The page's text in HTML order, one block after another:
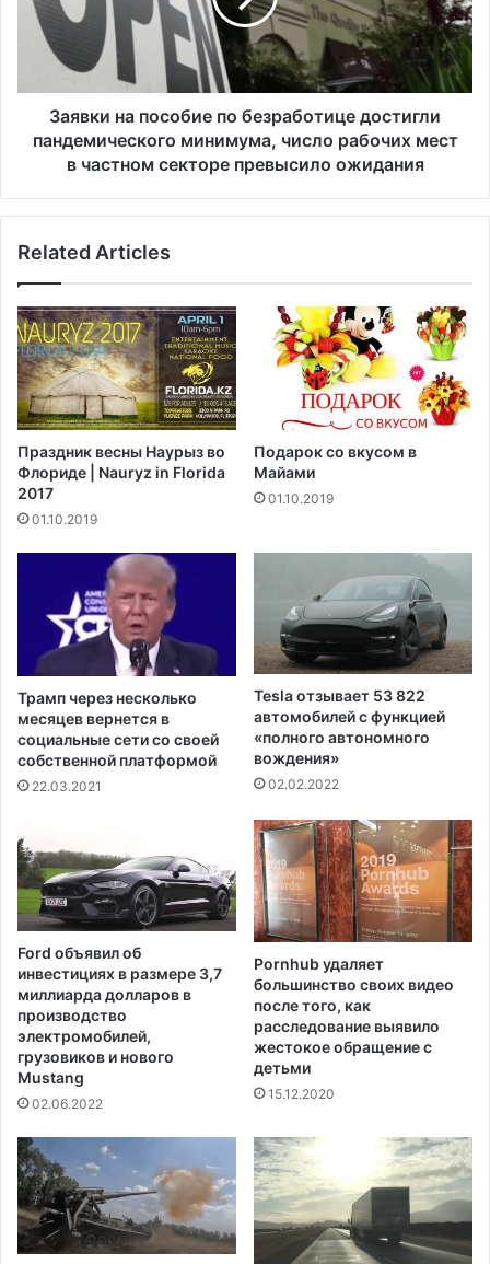
з
в
о
л
и
в
к
о
в
о
г
о
о
г
а
и
п
п
е
з
р
а
б
о
т
и
ц
е
д
л
п
а
н
м
и
ч
е
к
г
о
м
и
н
м
у
м
а
,
Заявки на пособие по безработице достигли
пандемического минимума, число рабочих мест
в частном секторе превысило ожидания
Related Articles
Праздник весны Наурыз во
Флориде | Nauryz in Florida
2017
01.10.2019
Подарок со вкусом в
Майами
01.10.2019
Трамп через несколько
месяцев вернется в
социальные сети со своей
собственной платформой
22.03.2021
Tesla отзывает 53 822
автомобилей с функцией
«полного автономного
вождения»
02.02.2022
Ford объявил об
инвестициях в размере 3,7
миллиарда долларов в
производство
электромобилей,
грузовиков и нового
Mustang
02.06.2022
Pornhub удаляет
большинство своих видео
после того, как
расследование выявило
жестокое обращение с
детьми
15.12.2020